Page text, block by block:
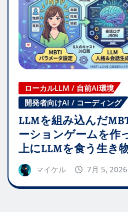
ローカルLLM / 自前AI環境
開発者向けAI / コーディング
LLMを組み込んだ
ーションゲームを作
上にLLMを食う生き
マイケル 7月 5, 2026